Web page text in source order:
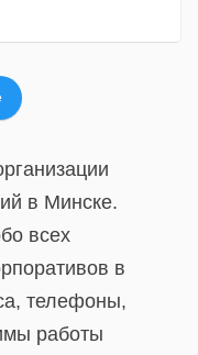
в Минске.
всех
в
телефоны,
работы